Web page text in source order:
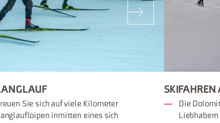
Sie sich auf viele Kilometer
inmitten eines sich
SKIFAHREN
Die